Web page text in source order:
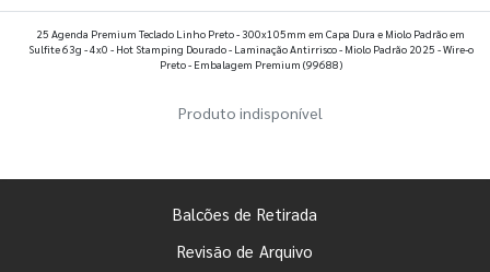
25 Agenda Premium Teclado Linho Preto - 300x105mm em Capa Dura e Miolo Padrão em
Sulfite 63g - 4x0 - Hot Stamping Dourado - Laminação Antirrisco - Miolo Padrão 2025 - Wire-o
Preto - Embalagem Premium (99688)
Produto indisponível
Balcões de Retirada
Revisão de Arquivo